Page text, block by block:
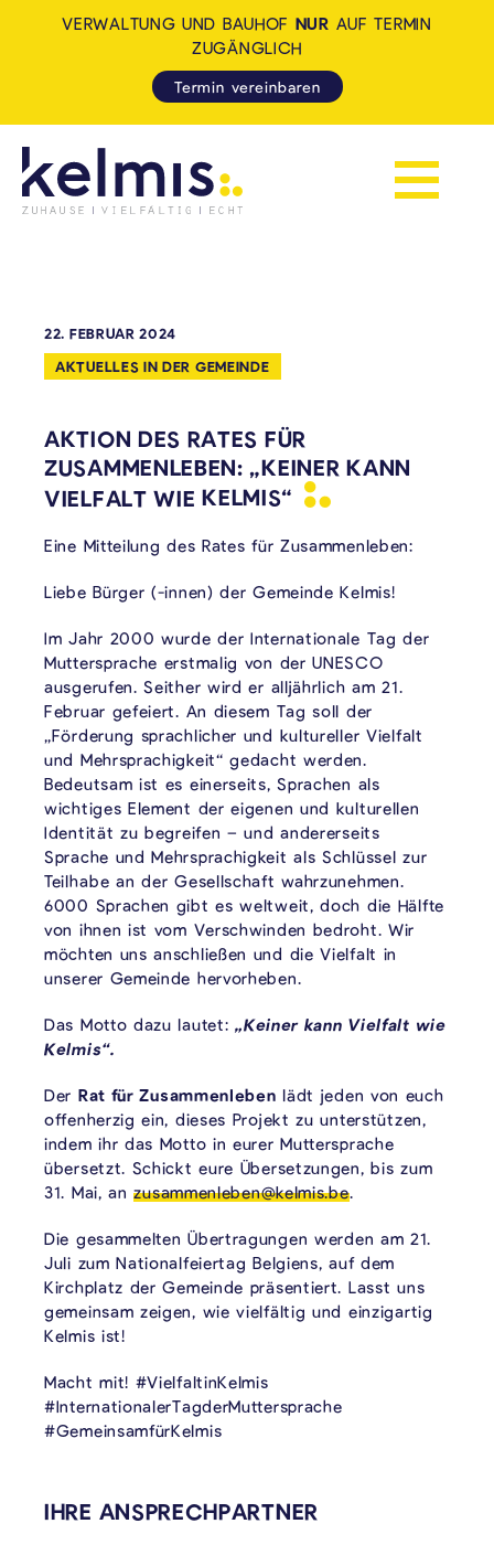
Navigation
VERWALTUNG UND BAUHOF NUR AUF TERMIN
ZUGÄNGLICH
Termin vereinbaren
22. FEBRUAR 2024
AKTUELLES IN DER GEMEINDE
AKTION DES RATES FÜR
ZUSAMMENLEBEN: „KEINER KANN
VIELFALT WIEKELMIS“
Eine Mitteilung des Rates für Zusammenleben:
Liebe Bürger (-innen) der Gemeinde Kelmis!
Im Jahr 2000 wurde der Internationale Tag der
Muttersprache erstmalig von der UNESCO
ausgerufen. Seither wird er alljährlich am 21.
Februar gefeiert. An diesem Tag soll der
„Förderung sprachlicher und kultureller Vielfalt
und Mehrsprachigkeit“ gedacht werden.
Bedeutsam ist es einerseits, Sprachen als
wichtiges Element der eigenen und kulturellen
Identität zu begreifen – und andererseits
Sprache und Mehrsprachigkeit als Schlüssel zur
Teilhabe an der Gesellschaft wahrzunehmen.
6000 Sprachen gibt es weltweit, doch die Hälfte
von ihnen ist vom Verschwinden bedroht. Wir
möchten uns anschließen und die Vielfalt in
unserer Gemeinde hervorheben.
Das Motto dazu lautet:„Keiner kann Vielfalt wie
Kelmis“.
Der Rat für Zusammenleben lädt jeden von euch
offenherzig ein, dieses Projekt zu unterstützen,
indem ihr das Motto in eurer Muttersprache
übersetzt. Schickt eure Übersetzungen, bis zum
31. Mai, anzusammenleben@kelmis.be.
Die gesammelten Übertragungen werden am 21.
Juli zum Nationalfeiertag Belgiens, auf dem
Kirchplatz der Gemeinde präsentiert. Lasst uns
gemeinsam zeigen, wie vielfältig und einzigartig
Kelmis ist!
Macht mit! #VielfaltinKelmis
#InternationalerTagderMuttersprache
#GemeinsamfürKelmis
VERKNÜPFTE INHALTE
IHRE ANSPRECHPARTNER